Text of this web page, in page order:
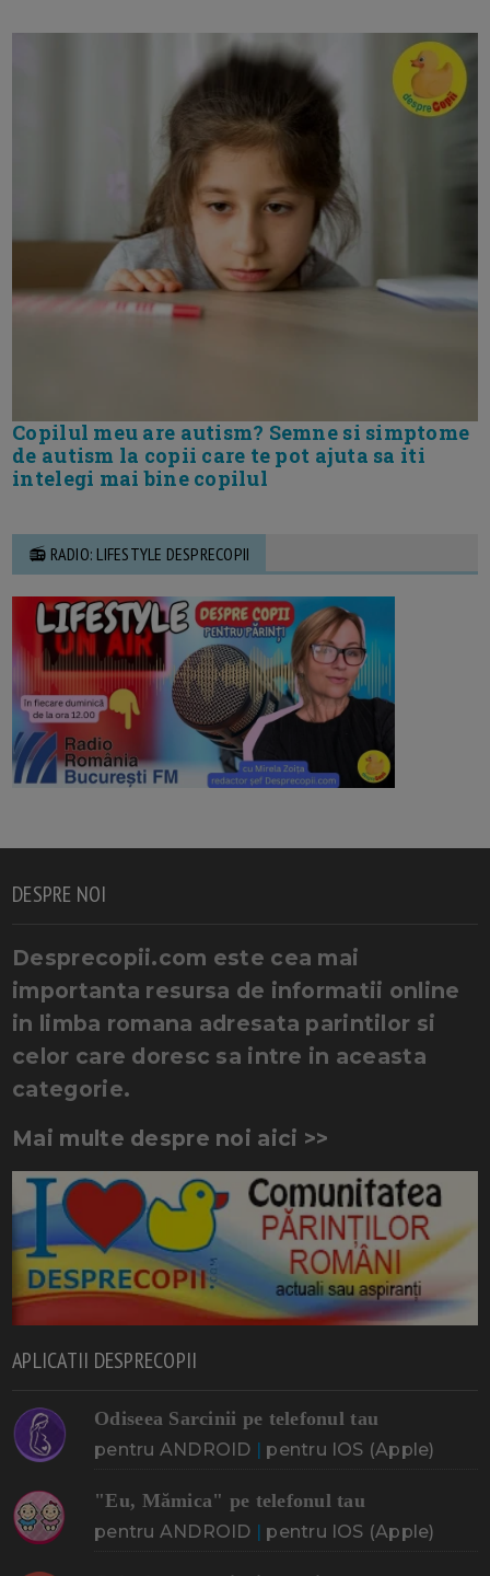
Copilul meu are autism? Semne si simptome
de autism la copii care te pot ajuta sa iti
intelegi mai bine copilul
📻 RADIO: LIFESTYLE DESPRECOPII
DESPRE NOI
Desprecopii.com este cea mai
importanta resursa de informatii online
in limba romana adresata parintilor si
celor care doresc sa intre in aceasta
categorie.
Mai multe despre noi aici >>
APLICATII DESPRECOPII
Odiseea Sarcinii pe telefonul tau
pentru ANDROID pentru IOS (Apple)
"Eu, Mămica" pe telefonul tau
pentru ANDROID pentru IOS (Apple)